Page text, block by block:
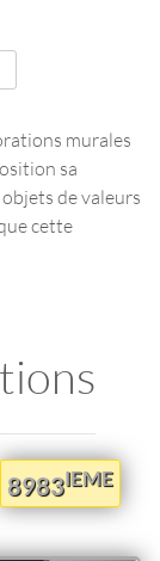
murales
sa
de valeurs
cette
8983IEME